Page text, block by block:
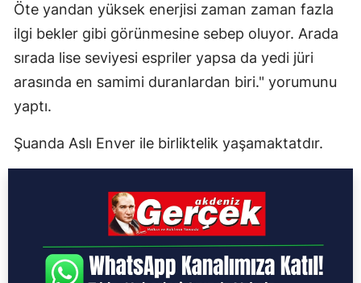
Öte yandan yüksek enerjisi zaman zaman fazla
ilgi bekler gibi görünmesine sebep oluyor. Arada
sırada lise seviyesi espriler yapsa da yedi jüri
arasında en samimi duranlardan biri." yorumunu
yaptı.
Şuanda Aslı Enver ile birliktelik yaşamaktatdır.